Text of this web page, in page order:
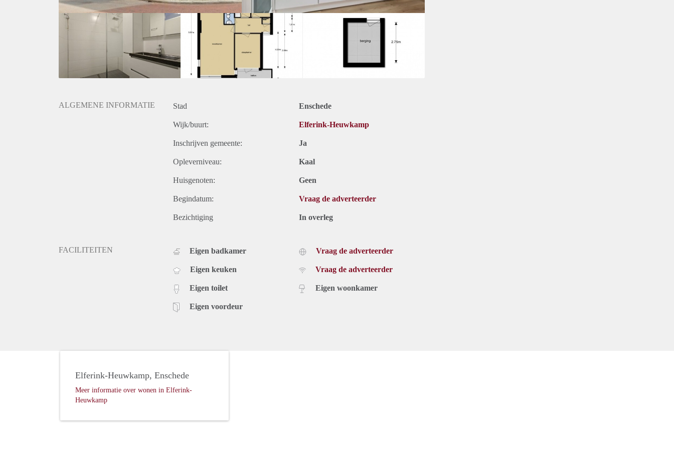
ALGEMENE INFORMATIE Stad Enschede
Wijk/buurt: Elferink-Heuwkamp
Inschrijven gemeente: Ja
Opleverniveau: Kaal
Huisgenoten: Geen
Begindatum: Vraag de adverteerder
Bezichtiging In overleg
FACILITEITEN Eigen badkamer
Eigen keuken
Eigen toilet
Eigen voordeur
Vraag de adverteerder
Vraag de adverteerder
Eigen woonkamer
Elferink-Heuwkamp, Enschede
Meer informatie over wonen in Elferink-
Heuwkamp